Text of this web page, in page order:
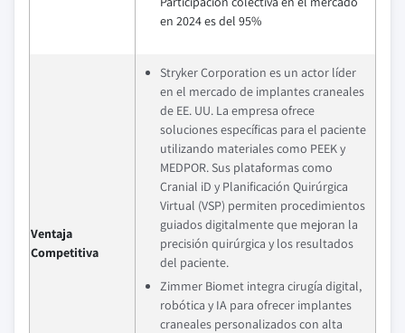
en 2024 es del 95%
Ventaja
Competitiva
Stryker Corporation es un actor líder
en el mercado de implantes craneales
de EE. UU. La empresa ofrece
soluciones específicas para el paciente
utilizando materiales como PEEK y
MEDPOR. Sus plataformas como
Cranial iD y Planificación Quirúrgica
Virtual (VSP) permiten procedimientos
guiados digitalmente que mejoran la
precisión quirúrgica y los resultados
del paciente.
Zimmer Biomet integra cirugía digital,
robótica y IA para ofrecer implantes
craneales personalizados con alta